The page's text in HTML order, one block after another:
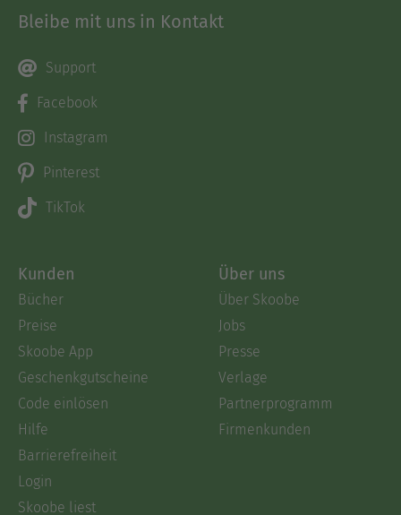
Bleibe mit uns in Kontakt
Support
Facebook
Instagram
Pinterest
TikTok
Kunden
Bücher
Preise
Skoobe App
Geschenkgutscheine
Code einlösen
Hilfe
Barrierefreiheit
Login
Skoobe liest
Über uns
Über Skoobe
Jobs
Presse
Verlage
Partnerprogramm
Firmenkunden